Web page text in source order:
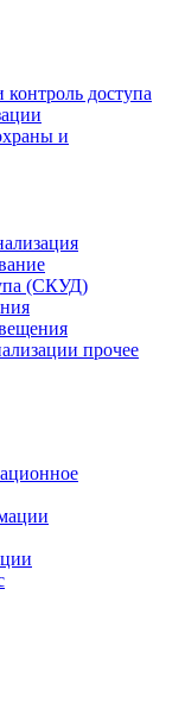
контроль доступа
и
(СКУД)
прочее